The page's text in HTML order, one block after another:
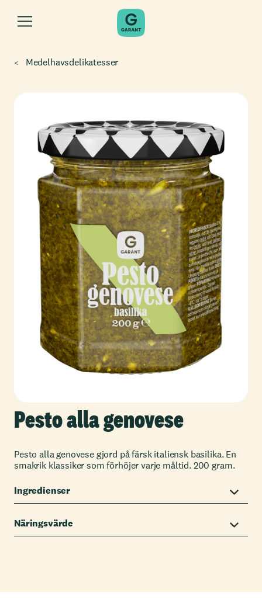
Medelhavsdelikatesser
Pesto alla genovese
Pesto alla genovese gjord på färsk italiensk basilika. En
smakrik klassiker som förhöjer varje måltid. 200 gram.
Ingredienser
Näringsvärde